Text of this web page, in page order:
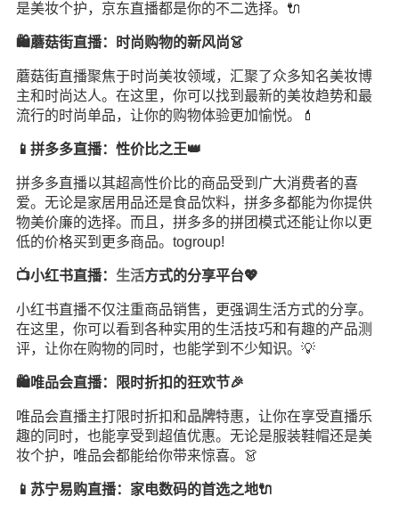
是美妆个护，京东直播都是你的不二选择。🔌
🛍️蘑菇街直播：时尚购物的新风尚👗
蘑菇街直播聚焦于时尚美妆领域，汇聚了众多知名美妆博
主和时尚达人。在这里，你可以找到最新的美妆趋势和最
流行的时尚单品，让你的购物体验更加愉悦。💄
📱拼多多直播：性价比之王👑
拼多多直播以其超高性价比的商品受到广大消费者的喜
爱。无论是家居用品还是食品饮料，拼多多都能为你提供
物美价廉的选择。而且，拼多多的拼团模式还能让你以更
低的价格买到更多商品。togroup!
📺小红书直播： 生活方式的分享平台💖
小红书直播不仅注重商品销售，更强调生活方式的分享。
在这里，你可以看到各种实用的生活技巧和有趣的产品测
评，让你在购物的同时，也能学到不少知识。💡
🛍️唯品会直播：限时折扣的狂欢节🎉
唯品会直播主打限时折扣和品牌特惠，让你在享受直播乐
趣的同时，也能享受到超值优惠。无论是服装鞋帽还是美
妆个护，唯品会都能给你带来惊喜。👗
📱苏宁易购直播：家电数码的首选之地🔌